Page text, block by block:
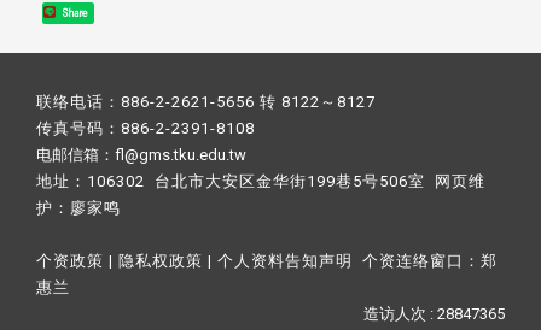
Share
联络电话：886-2-2621-5656 转 8122～8127
传真号码：886-2-2391-8108
电邮信箱：fl@gms.tku.edu.tw
地址：106302 台北市大安区金华街199巷5号506室 网页维
护： 廖家鸣​
个资政策 | 隐私权政策 | 个人资料告知声明 个资连络窗口： 郑
惠兰
造访人次 : 28847365